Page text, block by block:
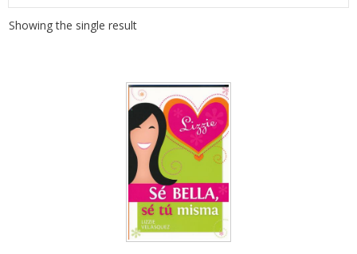
Showing the single result